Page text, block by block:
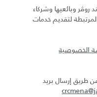
وبائعيها وشركاء
المرتبطة لتقديم خدمات
الخصوصية
إرسال بريد